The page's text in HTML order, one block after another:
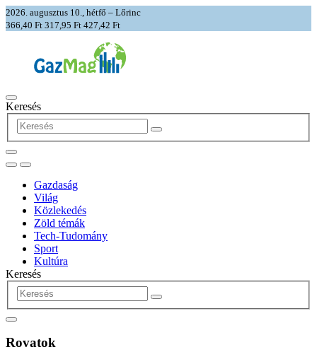
2026. augusztus 10., hétfő – Lőrinc
366,40 Ft 317,95 Ft 427,42 Ft
Keresés
Gazdaság
Világ
Közlekedés
Zöld témák
Tech-Tudomány
Sport
Kultúra
Keresés
Rovatok